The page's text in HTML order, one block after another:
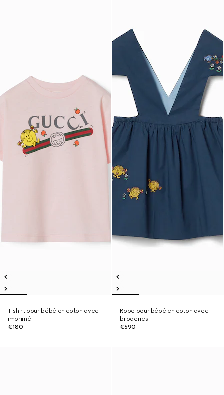
T-shirt pour bébé en coton avec
imprimé
€180
Robe pour bébé en coton avec
broderies
€590